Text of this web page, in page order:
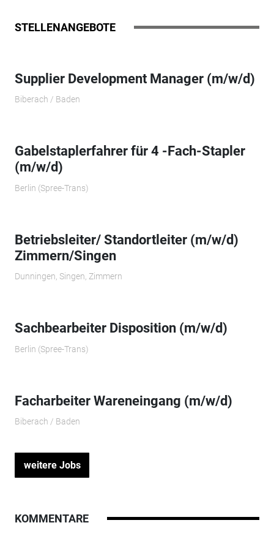
STELLENANGEBOTE
Supplier Development Manager (m/w/d)
Biberach / Baden
Gabelstaplerfahrer für 4 -Fach-Stapler
(m/w/d)
Berlin (Spree-Trans)
Betriebsleiter/ Standortleiter (m/w/d)
Zimmern/Singen
Dunningen, Singen, Zimmern
Sachbearbeiter Disposition (m/w/d)
Berlin (Spree-Trans)
Facharbeiter Wareneingang (m/w/d)
Biberach / Baden
weitere Jobs
KOMMENTARE